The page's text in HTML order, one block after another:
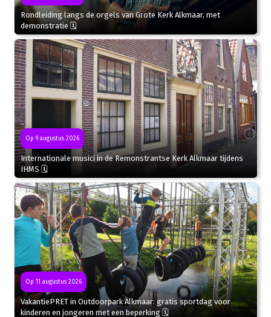
Rondleiding langs de orgels van Grote Kerk Alkmaar, met
demonstratie 🗓
Op 9 augustus 2026
Internationale musici in de Remonstrantse Kerk Alkmaar tijdens
IHMS 🗓
Op 11 augustus 2026
VakantiePRET in Outdoorpark Alkmaar: gratis sportdag voor
kinderen en jongeren met een beperking 🗓